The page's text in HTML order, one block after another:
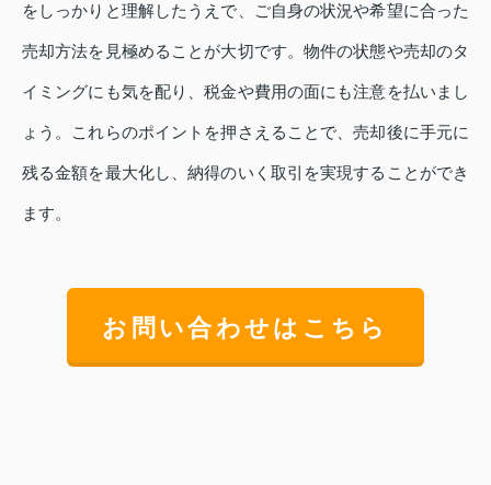
をしっかりと理解したうえで、ご自身の状況や希望に合った
売却方法を見極めることが大切です。物件の状態や売却のタ
イミングにも気を配り、税金や費用の面にも注意を払いまし
ょう。これらのポイントを押さえることで、売却後に手元に
残る金額を最大化し、納得のいく取引を実現することができ
ます。
お問い合わせはこちら